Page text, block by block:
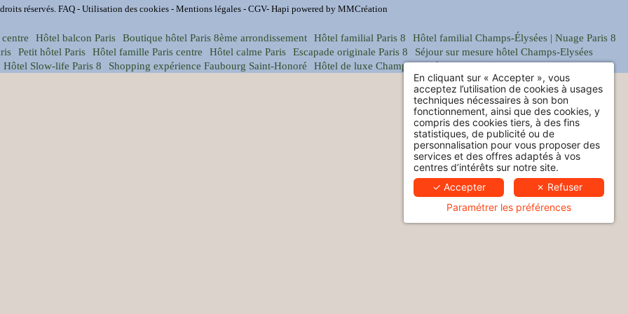
réservés. FAQ - Utilisation des cookies - Mentions légales - CGV- Hapi powered by MMCréation
Hôtel balcon Paris Boutique hôtel Paris 8ème arrondissement Hôtel familial Paris 8
Hôtel familial Champs-Élysées | Nuage Paris 8
Petit hôtel Paris Hôtel famille Paris centre Hôtel calme Paris Escapade originale Paris 8
Séjour sur mesure hôtel Champs-Elysées
Hôtel Slow-life Paris 8 Shopping expérience Faubourg Saint-Honoré Hôtel de luxe Champs-Elysées
En cliquant sur « Accepter », vous
acceptez l’utilisation de cookies à usages
techniques nécessaires à son bon
fonctionnement, ainsi que des cookies, y
compris des cookies tiers, à des fins
statistiques, de publicité ou de
personnalisation pour vous proposer des
services et des offres adaptés à vos
centres d’intérêts sur notre site.
✓ Accepter
✗ Refuser
Paramétrer les préférences